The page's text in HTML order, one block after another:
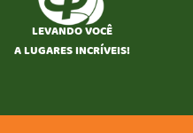
LEVANDO VOCÊ
A LUGARES INCRÍVEIS!